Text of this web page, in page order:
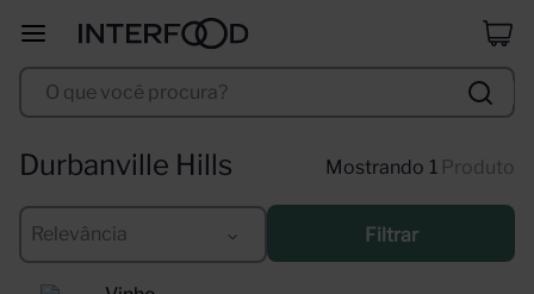
O que você procura?
Durbanville Hills 1 Produto
Relevância Filtrar
º duff
corpus astral
10ºsanta helena